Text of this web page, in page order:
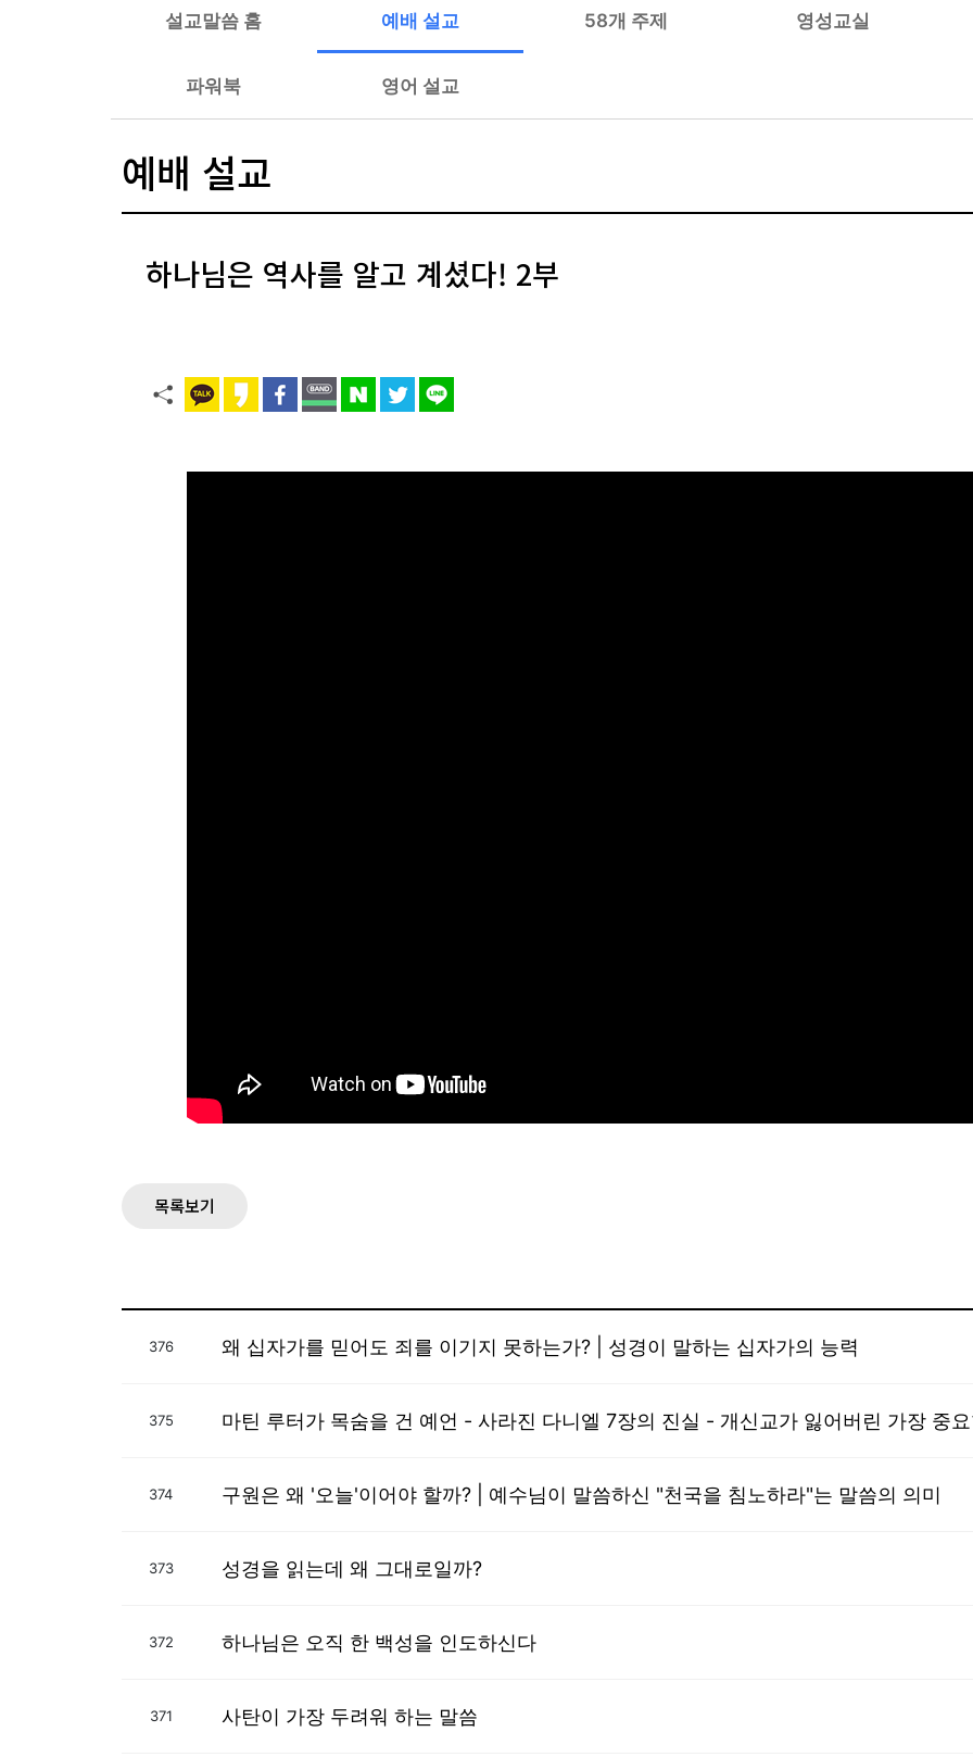
설교말씀 홈 예배 설교 58개 주제 영성교실
파워북 영어 설교
예배 설교
하나님은 역사를 알고 계셨다! 2부
목록보기
376 왜 십자가를 믿어도 죄를 이기지 못하는가? | 성경이 말하는 십자가의 능력
375 마틴 루터가 목숨을 건 예언 - 사라진 다니엘 7장의 진실 - 개신교가 잃어버린 가장 중
374 구원은 왜 '오늘'이어야 할까? | 예수님이 말씀하신 "천국을 침노하라"는 말씀의 의미
373 성경을 읽는데 왜 그대로일까?
372 하나님은 오직 한 백성을 인도하신다
371 사탄이 가장 두려워 하는 말씀